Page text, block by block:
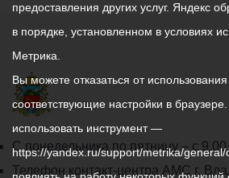
График
работы
С понедельника по пятницу – с
Телефон контакт-центра АМС г.
предоставления других услуг. Яндекс
в порядке, установленном в условиях
Метрика.
Вы можете отказаться от
соответствующие настройки в
использовать инструмент —
https://yandex.ru/support/metrika/